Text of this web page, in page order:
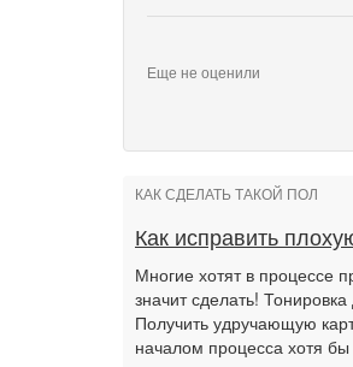
Еще не оценили
КАК СДЕЛАТЬ ТАКОЙ ПОЛ
Как исправить
Многие хотят в процессе
значит сделать!
Получить удручающую
началом процесса хотя